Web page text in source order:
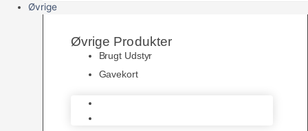
Øvrige
Øvrige Produkter
Brugt Udstyr
Gavekort